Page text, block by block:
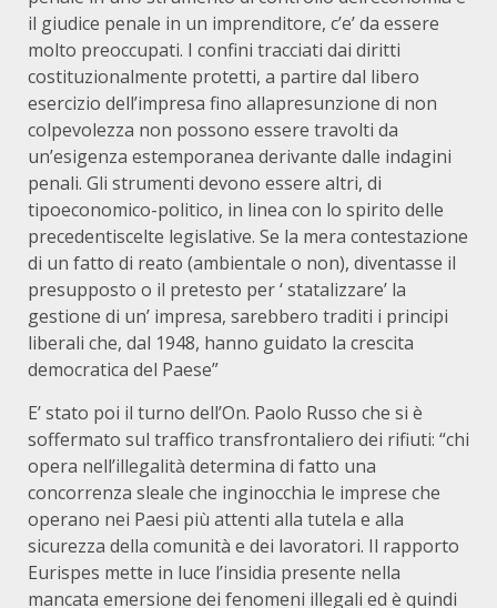
il giudice penale in un imprenditore, c’e’ da essere
molto preoccupati. I confini tracciati dai diritti
costituzionalmente protetti, a partire dal libero
esercizio dell’impresa fino allapresunzione di non
colpevolezza non possono essere travolti da
un’esigenza estemporanea derivante dalle indagini
penali. Gli strumenti devono essere altri, di
tipoeconomico-politico, in linea con lo spirito delle
precedentiscelte legislative. Se la mera contestazione
di un fatto di reato (ambientale o non), diventasse il
presupposto o il pretesto per ‘ statalizzare’ la
gestione di un’ impresa, sarebbero traditi i principi
liberali che, dal 1948, hanno guidato la crescita
democratica del Paese”
E’ stato poi il turno dell’On. Paolo Russo che si è
soffermato sul traffico transfrontaliero dei rifiuti: “chi
opera nell’illegalità determina di fatto una
concorrenza sleale che inginocchia le imprese che
operano nei Paesi più attenti alla tutela e alla
sicurezza della comunità e dei lavoratori. Il rapporto
Eurispes mette in luce l’insidia presente nella
mancata emersione dei fenomeni illegali ed è quindi